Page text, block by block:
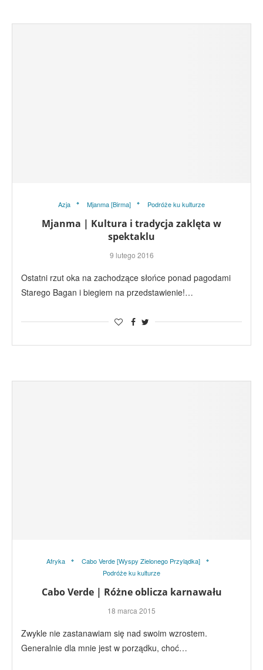
Azja Mjanma [Birma] Podróże ku kulturze
Mjanma | Kultura i tradycja zaklęta w
spektaklu
9 lutego 2016
Ostatni rzut oka na zachodzące słońce ponad pagodami
Starego Bagan i biegiem na przedstawienie!…
Afryka
Cabo Verde [Wyspy Zielonego Przylądka]
Podróże ku kulturze
Cabo Verde | Różne oblicza karnawału
18 marca 2015
Zwykle nie zastanawiam się nad swoim wzrostem.
Generalnie dla mnie jest w porządku, choć…